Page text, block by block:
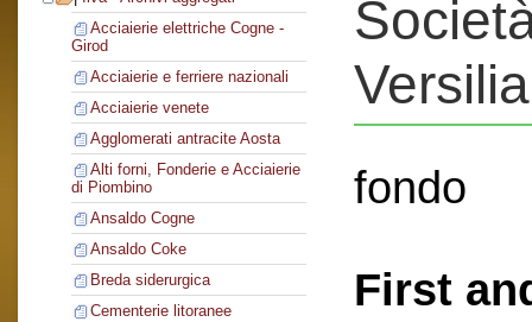
Acciaierie elettriche Cogne -
Girod
Acciaierie e ferriere nazionali
Acciaierie venete
Agglomerati antracite Aosta
Alti forni, Fonderie e Acciaierie
di Piombino
Ansaldo Cogne
Ansaldo Coke
Breda siderurgica
Cementerie litoranee
Versilia
fondo
First